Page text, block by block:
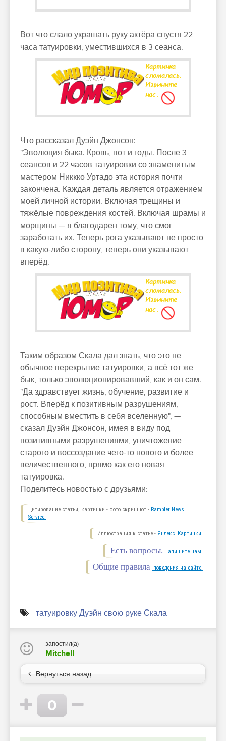
Вот что слало украшать руку актёра спустя 22
часа татуировки, уместившихся в 3 сеанса.
Что рассказал Дуэйн Джонсон:
"Эволюция быка. Кровь, пот и годы. После 3
сеансов и 22 часов татуировки со знаменитым
мастером Никкко Уртадо эта история почти
закончена. Каждая деталь является отражением
моей личной истории. Включая трещины и
тяжёлые повреждения костей. Включая шрамы и
морщины — я благодарен тому, что смог
заработать их. Теперь рога указывают не просто
в какую-либо сторону, теперь они указывают
вперёд.
Таким образом Скала дал знать, что это не
обычное перекрытие татуировки, а всё тот же
бык, только эволюционировавший, как и он сам.
"Да здравствует жизнь, обучение, развитие и
рост. Вперёд к позитивным разрушениям,
способным вместить в себя вселенную", —
сказал Дуэйн Джонсон, имея в виду под
позитивными разрушениями, уничтожение
старого и воссоздание чего-то нового и более
величественного, прямо как его новая
татуировка.
Поделитесь новостью с друзьями:
Цитирование статьи, картинки - фото скриншот - Rambler News
Service.
Иллюстрация к статье - Яндекс. Картинки.
Есть вопросы. Напишите нам.
Общие правила поведения на сайте.
татуировку Дуэйн свою руке Скала
запостил(а)
Mitchell
Вернуться назад
0